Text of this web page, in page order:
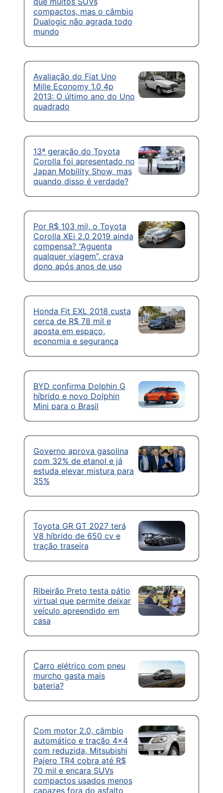
compactos, mas o câmbio
Dualogic não agrada todo
mundo
Avaliação do Fiat Uno
Mille Economy 1.0 4p
2013: O último ano do Uno
quadrado
13ª geração do Toyota
Corolla foi apresentado no
Japan Mobility Show, mas
quando disso é verdade?
Por R$ 103 mil, o Toyota
Corolla XEi 2.0 2019 ainda
compensa? “Aguenta
qualquer viagem”, crava
dono após anos de uso
Honda Fit EXL 2018 custa
cerca de R$ 78 mil e
aposta em espaço,
economia e segurança
BYD confirma Dolphin G
híbrido e novo Dolphin
Mini para o Brasil
Governo aprova gasolina
com 32% de etanol e já
estuda elevar mistura para
35%
Toyota GR GT 2027 terá
V8 híbrido de 650 cv e
tração traseira
Ribeirão Preto testa pátio
virtual que permite deixar
veículo apreendido em
casa
Carro elétrico com pneu
murcho gasta mais
bateria?
Com motor 2.0, câmbio
automático e tração 4×4
com reduzida, Mitsubishi
Pajero TR4 cobra até R$
70 mil e encara SUVs
compactos usados menos
capazes fora do asfalto